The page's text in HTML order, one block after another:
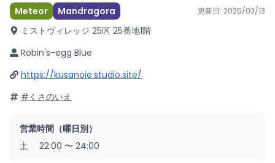
Meteor Mandragora 更新日: 2025/03/13
ミストヴィレッジ 25区 25番地1階
Robin's-egg Blue
https://kusanoie.studio.site/
#くさのいえ
営業時間（曜日別）
土
22:00 〜 24:00